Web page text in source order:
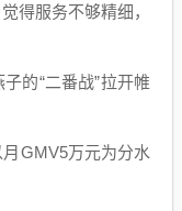
得服务不够精细，
的“二番战”拉开帷
GMV5万元为分水